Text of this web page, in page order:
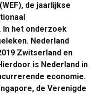
de jaarlijkse
het onderzoek
Nederland
Zwitserland en
is Nederland in
economie.
de Verenigde